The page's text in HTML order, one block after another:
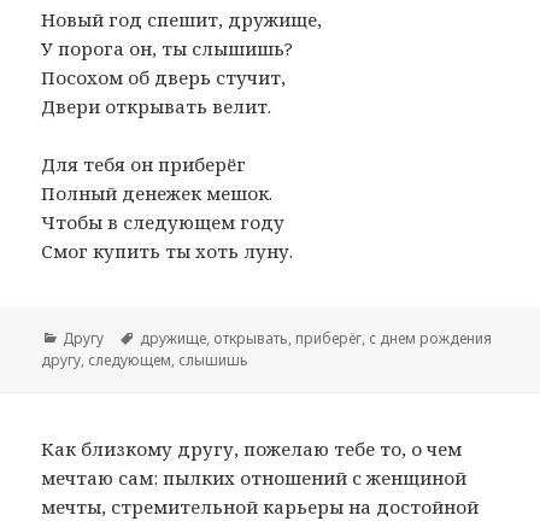
Новый год спешит, дружище,
У порога он, ты слышишь?
Посохом об дверь стучит,
Двери открывать велит.
Для тебя он приберёг
Полный денежек мешок.
Чтобы в следующем году
Смог купить ты хоть луну.
Рубрики
Другу Метки
дружище, открывать, приберёг, с днем рождения
другу, следующем, слышишь
Как близкому другу, пожелаю тебе то, о чем
мечтаю сам: пылких отношений с женщиной
мечты, стремительной карьеры на достойной